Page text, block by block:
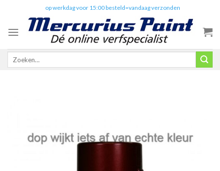
content
op werkdag voor 15:00 besteld=vandaag verzonden
Zoeken